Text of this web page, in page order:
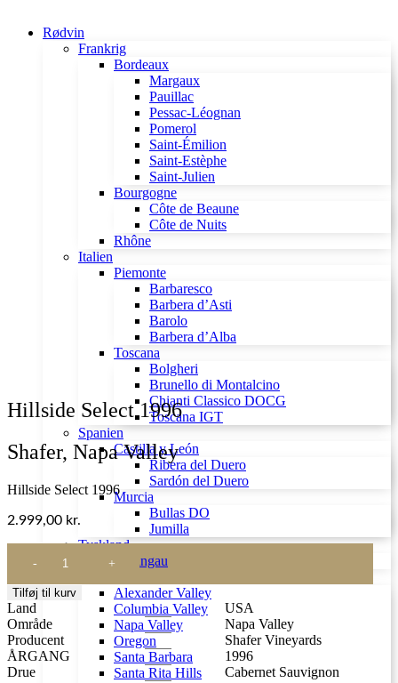
Rødvin
Frankrig
Bordeaux
Margaux
Pauillac
Pessac-Léognan
Pomerol
Saint-Émilion
Saint-Estèphe
Saint-Julien
Bourgogne
Côte de Beaune
Côte de Nuits
Rhône
Italien
Piemonte
Barbaresco
Barbera d’Asti
Barolo
Barbera d’Alba
Toscana
Bolgheri
Brunello di Montalcino
Chianti Classico DOCG
Toscana IGT
Spanien
Castilla y León
Ribera del Duero
Sardón del Duero
Murcia
Bullas DO
Jumilla
Tyskland
Rheingau
Alexander Valley
Columbia Valley
Napa Valley
Oregon
Santa Barbara
Santa Rita Hills
Hillside Select 1996
Shafer, Napa Valley
Hillside Select 1996
2.999,00 kr.
Select
1996
antal
Tilføj til kurv
Land
USA
Område
Napa Valley
Producent
Shafer Vineyards
ÅRGANG
1996
Drue
Cabernet Sauvignon